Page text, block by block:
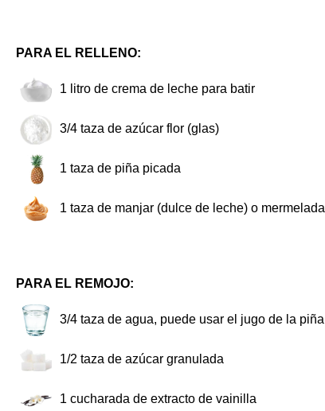
PARA EL RELLENO:
1 litro de crema de leche para batir
3/4 taza de azúcar flor (glas)
1 taza de piña picada
1 taza de manjar (dulce de leche) o
PARA EL REMOJO:
3/4 taza de agua, puede usar el jugo de la
1/2 taza de azúcar granulada
1 cucharada de extracto de vainilla